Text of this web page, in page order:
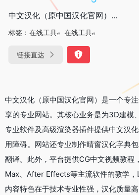
中文汉化（原中国汉化官网）...
标签： 在线工具 在线工具
链接直达
中文汉化（原中国汉化官网）是一个专
享的专业网站。其核心业务是为3D建模
专业软件及高级渲染器插件提供中文汉
用障碍。网站还专业制作晴窗汉化字典
翻译。此外，平台提供CG中文视频教程
Max、After Effects等主流软件的教学，
内容特色在于技术专业性强，汉化质量